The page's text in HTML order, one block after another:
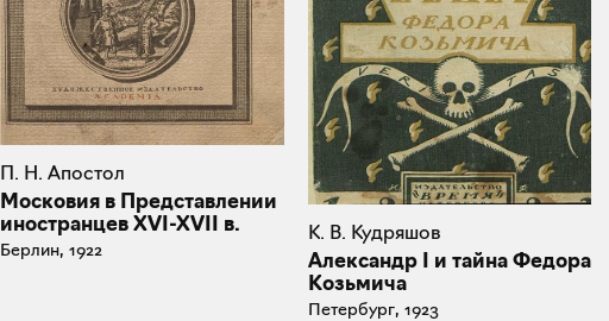
П. Н. Апостол
Московия в Представлении
иностранцев XVI-XVII в.
Берлин, 1922
К. В. Кудряшов
Александр I и тайна Федора
Козьмича
Петербург, 1923